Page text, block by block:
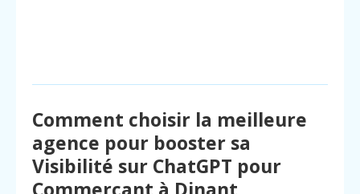
Comment choisir la meilleure
agence pour booster sa
Visibilité sur ChatGPT pour